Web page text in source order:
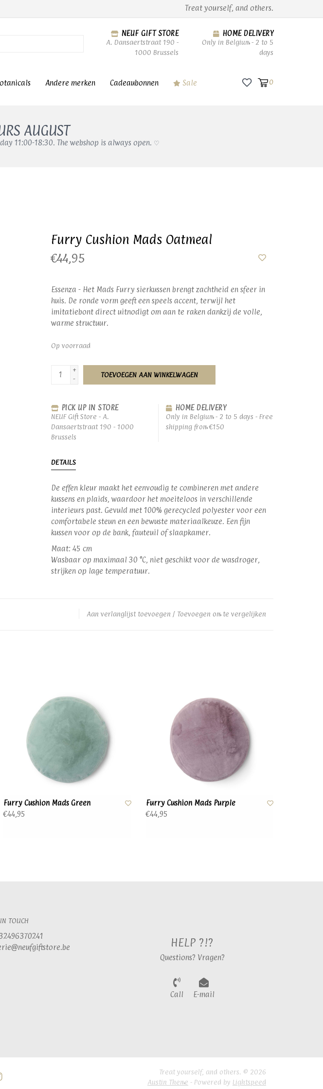
Treat yourself, and others.
NEUF GIFT STORE
A. Dansaertstraat 190 -
1000 Brussels
HOME DELIVERY
Only in Belgium - 2 to 5
days
Andere merken Cadeaubonnen Sale 0
AUGUST
11:00-18:30. The webshop is always open. ♡
Furry Cushion Mads Oatmeal
€44,95
Essenza - Het Mads Furry sierkussen brengt zachtheid en sfeer in
huis. De ronde vorm geeft een speels accent, terwijl het
imitatiebont direct uitnodigt om aan te raken dankzij de volle,
warme structuur.
Op voorraad
+
-
TOEVOEGEN AAN WINKELWAGEN
PICK UP IN STORE
NEUF Gift Store - A.
Dansaertstraat 190 - 1000
Brussels
HOME DELIVERY
Only in Belgium - 2 to 5 days - Free
shipping from €150
DETAILS
De effen kleur maakt het eenvoudig te combineren met andere
kussens en plaids, waardoor het moeiteloos in verschillende
interieurs past. Gevuld met 100% gerecycled polyester voor een
comfortabele steun en een bewuste materiaalkeuze. Een fijn
kussen voor op de bank, fauteuil of slaapkamer.
Maat: 45 cm
Wasbaar op maximaal 30 °C, niet geschikt voor de wasdroger,
strijken op lage temperatuur.
Aan verlanglijst toevoegen / Toevoegen om te vergelijken
Furry Cushion Mads Green
€44,95
Furry Cushion Mads Purple
€44,95
TOUCH
HELP ?!?
Questions? Vragen?
Call E-mail
Treat yourself, and others. © 2026
Austin Theme - Powered by Lightspeed